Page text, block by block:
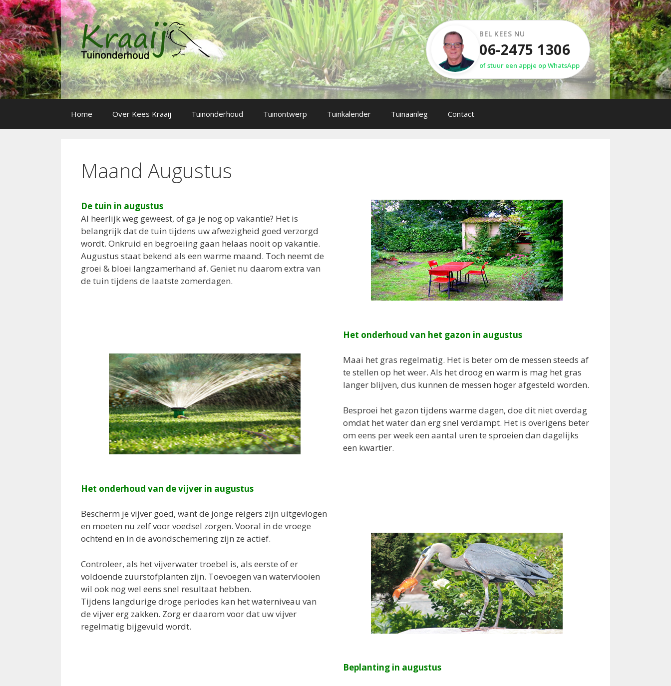
Spring
naar
inhoud
BEL KEES NU
06-2475 1306
of stuur een appje op WhatsApp
Home Over Kees Kraaij Tuinonderhoud Tuinontwerp Tuinkalender Tuinaanleg Contact
Maand Augustus
De tuin in augustus
Al heerlijk weg geweest, of ga je nog op vakantie? Het is
belangrijk dat de tuin tijdens uw afwezigheid goed verzorgd
wordt. Onkruid en begroeiing gaan helaas nooit op vakantie.
Augustus staat bekend als een warme maand. Toch neemt de
groei & bloei langzamerhand af. Geniet nu daarom extra van
de tuin tijdens de laatste zomerdagen.
Het onderhoud van het gazon in augustus
Maai het gras regelmatig. Het is beter om de messen steeds af
te stellen op het weer. Als het droog en warm is mag het gras
langer blijven, dus kunnen de messen hoger afgesteld worden.
Besproei het gazon tijdens warme dagen, doe dit niet overdag
omdat het water dan erg snel verdampt. Het is overigens beter
om eens per week een aantal uren te sproeien dan dagelijks
een kwartier.
Het onderhoud van de vijver in augustus
Bescherm je vijver goed, want de jonge reigers zijn uitgevlogen
en moeten nu zelf voor voedsel zorgen. Vooral in de vroege
ochtend en in de avondschemering zijn ze actief.
Controleer, als het vijverwater troebel is, als eerste of er
voldoende zuurstofplanten zijn. Toevoegen van watervlooien
wil ook nog wel eens snel resultaat hebben.
Tijdens langdurige droge periodes kan het waterniveau van
de vijver erg zakken. Zorg er daarom voor dat uw vijver
regelmatig bijgevuld wordt.
Beplanting in augustus